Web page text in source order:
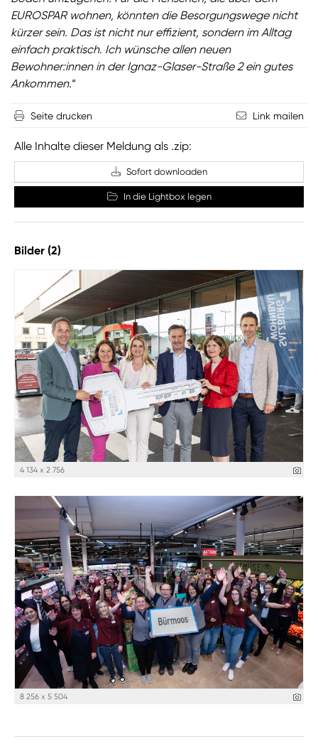
EUROSPAR wohnen, könnten die Besorgungswege nicht
kürzer sein. Das ist nicht nur effizient, sondern im Alltag
einfach praktisch. Ich wünsche allen neuen
Bewohner:innen in der Ignaz-Glaser-Straße 2 ein gutes
Ankommen.“
Seite drucken Link mailen
Alle Inhalte dieser Meldung als .zip:
Sofort downloaden
In die Lightbox legen
Bilder (2)
4 134 x 2 756
8 256 x 5 504